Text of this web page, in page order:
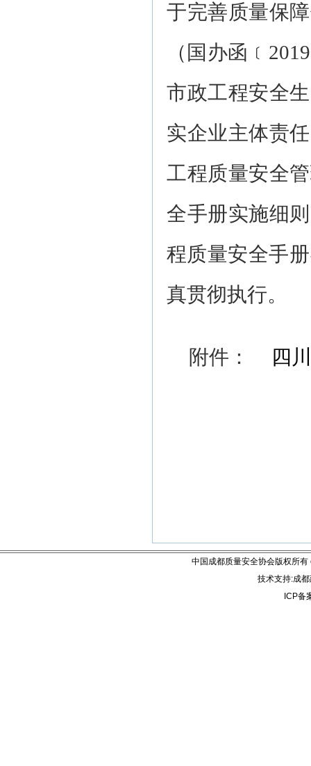
于完善质量保
（国办函
市政工程安全
实企业主体责
工程质量安全
全手册实施细
程质量安全手
真贯彻执行。
附件： 四
中国成都质量安全协会版权所
技术支持:成
ICP备